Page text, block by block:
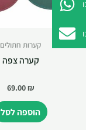
קערות חתולים
קערה צפה
69.00₪
הוספה לסל